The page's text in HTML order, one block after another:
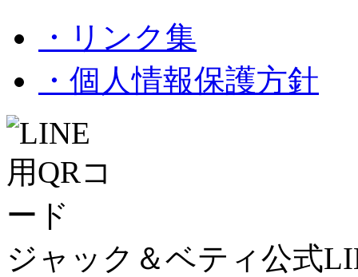
・リンク集
・個人情報保護方針
ジャック＆ベティ公式